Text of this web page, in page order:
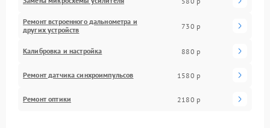
Ремонт встроенного дальнометра и
других устройств
730 р
Калибровка и настройка 880 р
Ремонт датчика синхроимпульсов 1580 р
Ремонт оптики 2180 р